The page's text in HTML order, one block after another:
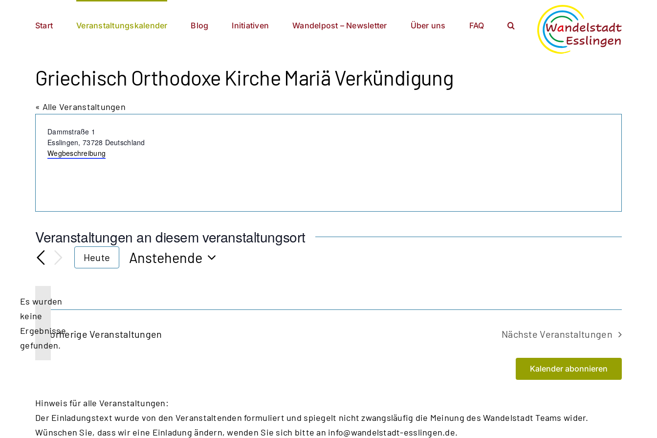
Start Veranstaltungskalender Blog Initiativen Wandelpost – Newsletter Über uns FAQ
Griechisch Orthodoxe Kirche Mariä Verkündigung
« Alle Veranstaltungen
Adresse
Dammstraße 1
Esslingen, 73728 Deutschland
Wegbeschreibung
Veranstaltungen an diesem veranstaltungsort
Hinweis
Es wurden
keine
Ergebnisse
gefunden.
Heute
Anstehende
VorherigeVeranstaltungen NächsteVeranstaltungen
Kalender abonnieren
Hinweis für alle Veranstaltungen:
Der Einladungstext wurde von den Veranstaltenden formuliert und spiegelt nicht zwangsläufig die Meinung des Wandelstadt Teams wider.
Wünschen Sie, dass wir eine Einladung ändern, wenden Sie sich bitte an info@wandelstadt-esslingen.de.